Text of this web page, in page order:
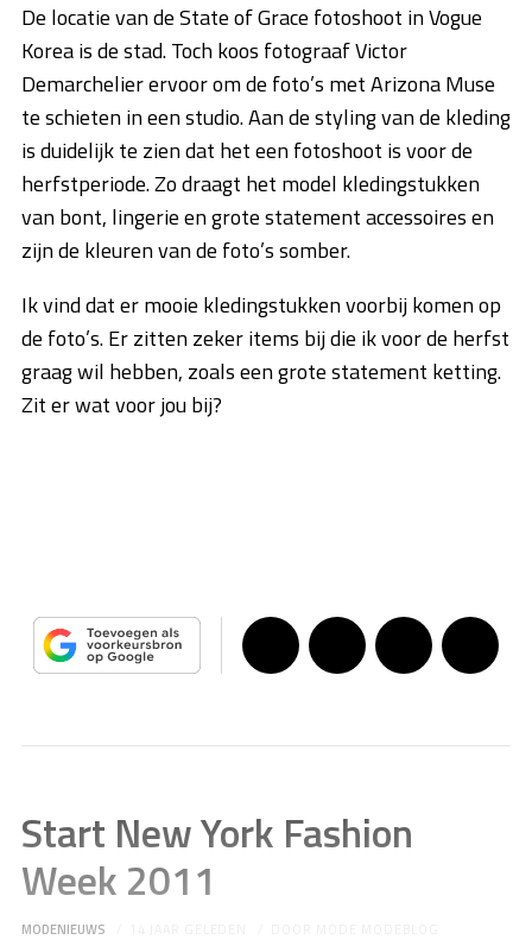
De locatie van de State of Grace fotoshoot in Vogue
Korea is de stad. Toch koos fotograaf Victor
Demarchelier ervoor om de foto’s met Arizona Muse
te schieten in een studio. Aan de styling van de kleding
is duidelijk te zien dat het een fotoshoot is voor de
herfstperiode. Zo draagt het model kledingstukken
van bont, lingerie en grote statement accessoires en
zijn de kleuren van de foto’s somber.
Ik vind dat er mooie kledingstukken voorbij komen op
de foto’s. Er zitten zeker items bij die ik voor de herfst
graag wil hebben, zoals een grote statement ketting.
Zit er wat voor jou bij?
Start New York Fashion
Week 2011
MODENIEUWS